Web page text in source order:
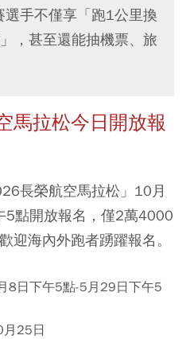
手不僅享「跑1公里換
，甚至還能抽機票、旅
馬拉松今日開放報
長榮航空馬拉松」10月
點開放報名，僅2萬4000
迎海內外跑者踴躍報名。
8日下午5點-5月29日下午5
25日